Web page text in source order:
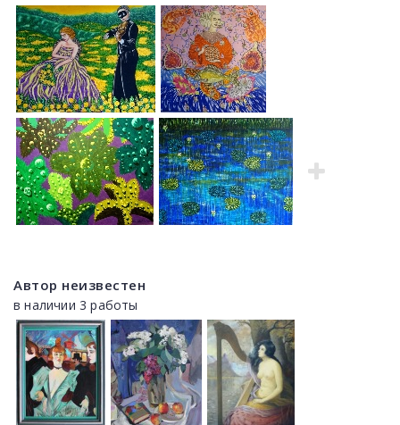
Автор неизвестен
в наличии 3 работы